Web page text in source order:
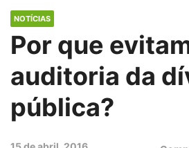
NOTÍCIAS
Por que
auditoria da
pública?